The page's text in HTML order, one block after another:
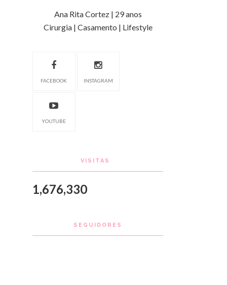
Ana Rita Cortez | 29 anos
Cirurgia | Casamento | Lifestyle
FACEBOOK INSTAGRAM
YOUTUBE
VISITAS
1,676,330
SEGUIDORES